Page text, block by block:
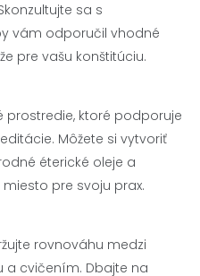
sa s
vám odporučil vhodné
pre vašu konštitúciu.
ktoré podporuje
Môžete si vytvoriť
éterické oleje a
pre svoju prax.
rovnováhu medzi
a cvičením. Dbajte na